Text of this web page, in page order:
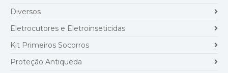
Diversos
Eletrocutores e Eletroinseticidas
Kit Primeiros Socorros
Proteção Antiqueda